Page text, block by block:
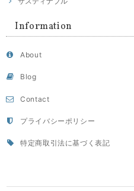
Information
About
Blog
Contact
プライバシーポリシー
特定商取引法に基づく表記